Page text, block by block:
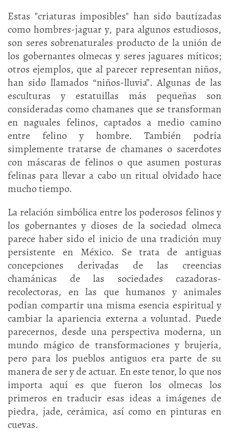
Estas "criaturas imposibles" han sido bautizadas
como hombres-jaguar y, para algunos estudiosos,
son seres sobrenaturales producto de la unión de
los gobernantes olmecas y seres jaguares míticos;
otros ejemplos, que al parecer representan niños,
han sido llamados “niños-lluvia”. Algunas de las
esculturas y estatuillas más pequeñas son
consideradas como chamanes que se transforman
en naguales felinos, captados a medio camino
entre felino y hombre. También podría
simplemente tratarse de chamanes o sacerdotes
con máscaras de felinos o que asumen posturas
felinas para llevar a cabo un ritual olvidado hace
mucho tiempo.
La relación simbólica entre los poderosos felinos y
los gobernantes y dioses de la sociedad olmeca
parece haber sido el inicio de una tradición muy
persistente en México. Se trata de antiguas
concepciones derivadas de las creencias
chamánicas de las sociedades cazadoras-
recolectoras, en las que humanos y animales
podían compartir una misma esencia espiritual y
cambiar la apariencia externa a voluntad. Puede
parecernos, desde una perspectiva moderna, un
mundo mágico de transformaciones y brujería,
pero para los pueblos antiguos era parte de su
manera de ser y de actuar. En este tenor, lo que nos
importa aquí es que fueron los olmecas los
primeros en traducir esas ideas a imágenes de
piedra, jade, cerámica, así como en pinturas en
cuevas.